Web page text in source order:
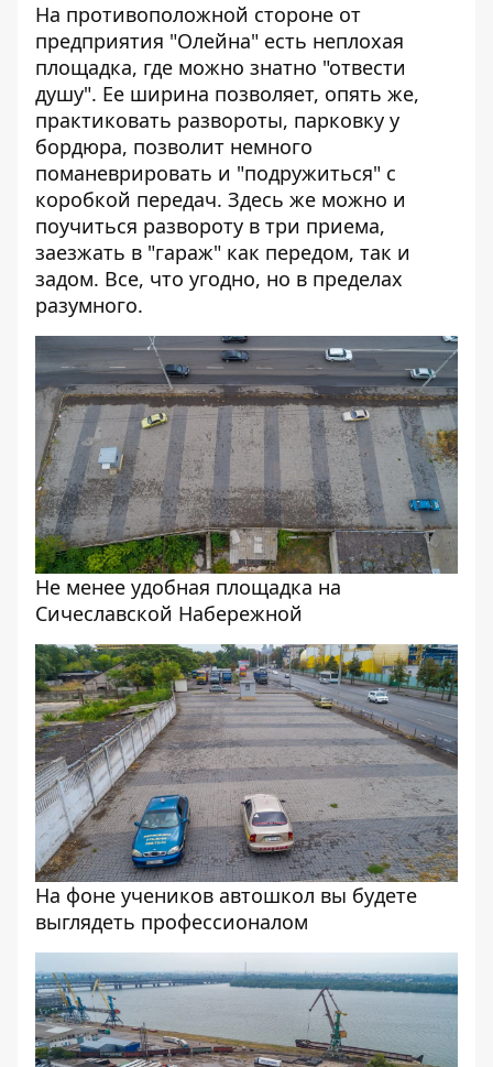
На противоположной стороне от
предприятия "Олейна" есть неплохая
площадка, где можно знатно "отвести
душу". Ее ширина позволяет, опять же,
практиковать развороты, парковку у
бордюра, позволит немного
поманеврировать и "подружиться" с
коробкой передач. Здесь же можно и
поучиться развороту в три приема,
заезжать в "гараж" как передом, так и
задом. Все, что угодно, но в пределах
разумного.
Не менее удобная площадка на
Сичеславской Набережной
На фоне учеников автошкол вы будете
выглядеть профессионалом